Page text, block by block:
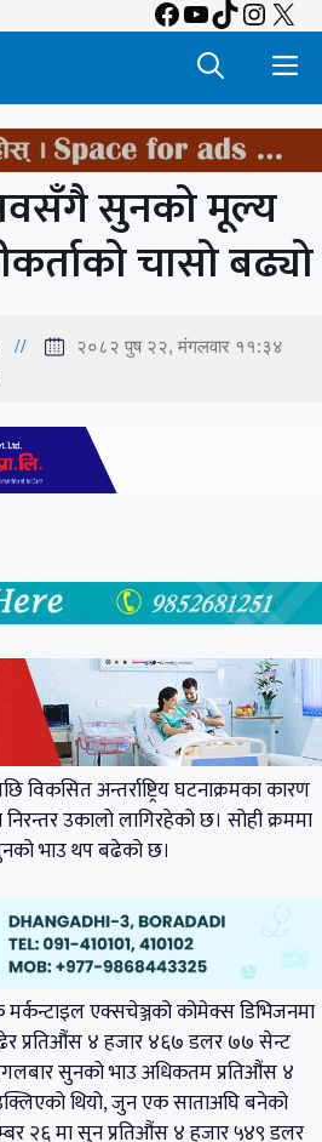
Facebook
YouTube
TikTok
X
सुनको मूल्य
चासो बढ्यो
२०८२ पुष २२, मंगलवार ११:३४
अन्तर्राष्ट्रिय घटनाक्रमका कारण
उकालो लागिरहेको छ। सोही क्रममा
भाउ थप बढेको छ।
मर्कन्टाइल एक्सचेञ्जको कोमेक्स डिभिजनमा
प्रतिऔंस ४ हजार ४६७ डलर ७७ सेन्ट
सुनको भाउ अधिकतम प्रतिऔंस ४
थियो, जुन एक साताअघि बनेको
२६ मा सुन प्रतिऔंस ४ हजार ५४९ डलर